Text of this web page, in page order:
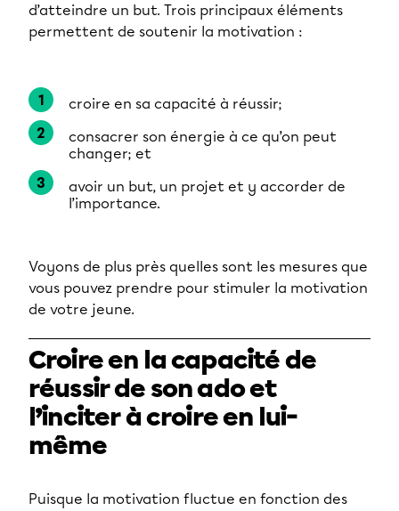
d’atteindre un but. Trois principaux éléments
permettent de soutenir la motivation :
croire en sa capacité à réussir;
consacrer son énergie à ce qu’on peut
changer; et
avoir un but, un projet et y accorder de
l’importance.
Voyons de plus près quelles sont les mesures que
vous pouvez prendre pour stimuler la motivation
de votre jeune.
Croire en la capacité de
réussir de son ado et
l’inciter à croire en lui-
même
Puisque la motivation fluctue en fonction des